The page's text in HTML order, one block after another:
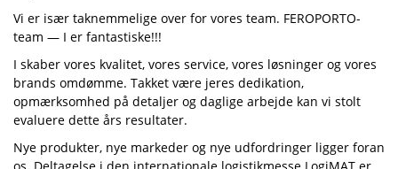
Vi er især taknemmelige over for vores team. FEROPORTO-
team — I er fantastiske!!!
I skaber vores kvalitet, vores service, vores løsninger og vores
brands omdømme. Takket være jeres dedikation,
opmærksomhed på detaljer og daglige arbejde kan vi stolt
evaluere dette års resultater.
Nye produkter, nye markeder og nye udfordringer ligger foran